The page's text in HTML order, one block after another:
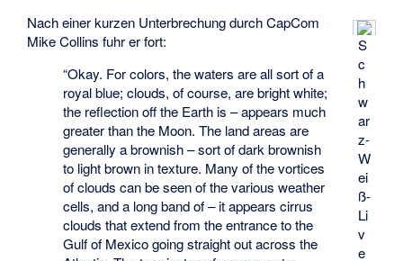
S
c
h
w
ar
z-
W
ei
ß-
Li
v
e
Nach einer kurzen Unterbrechung durch CapCom
Mike Collins fuhr er fort:
“Okay. For colors, the waters are all sort of a
royal blue; clouds, of course, are bright white;
the reflection off the Earth is – appears much
greater than the Moon. The land areas are
generally a brownish – sort of dark brownish
to light brown in texture. Many of the vortices
of clouds can be seen of the various weather
cells, and a long band of – it appears cirrus
clouds that extend from the entrance to the
Gulf of Mexico going straight out across the